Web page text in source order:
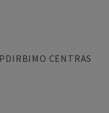
CENTRAS